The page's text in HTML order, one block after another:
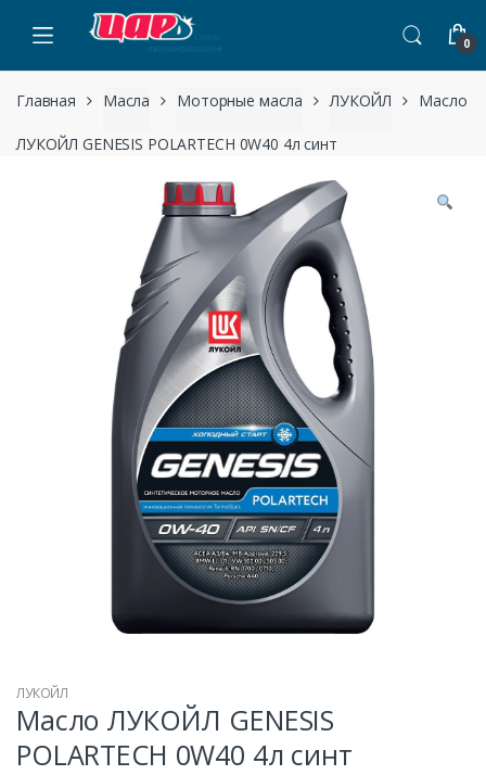
Пропустить навигацию
перейти к содержанию
0
Главная Масла Моторные масла ЛУКОЙЛ Масло
ЛУКОЙЛ GENESIS POLARTECH 0W40 4л синт
ЛУКОЙЛ
Масло ЛУКОЙЛ GENESIS
POLARTECH 0W40 4л синт